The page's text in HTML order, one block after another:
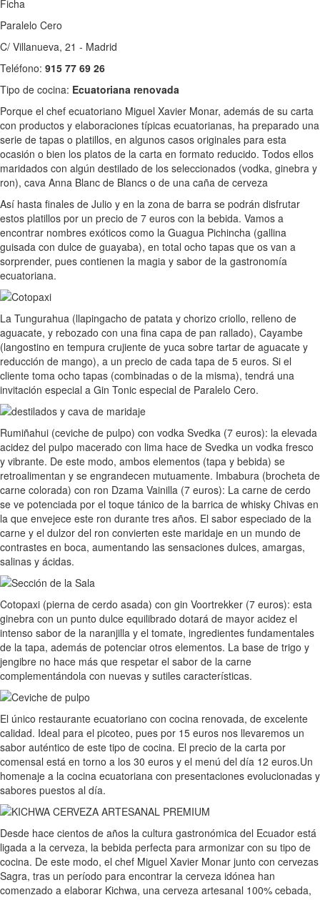
Ficha
Paralelo Cero
C/ Villanueva, 21 - Madrid
Teléfono: 915 77 69 26
Tipo de cocina: Ecuatoriana renovada
Porque el chef ecuatoriano Miguel Xavier Monar, además de su carta
con productos y elaboraciones típicas ecuatorianas, ha preparado una
serie de tapas o platillos, en algunos casos originales para esta
ocasión o bien los platos de la carta en formato reducido. Todos ellos
maridados con algún destilado de los seleccionados (vodka, ginebra y
ron), cava Anna Blanc de Blancs o de una caña de cerveza
Así hasta finales de Julio y en la zona de barra se podrán disfrutar
estos platillos por un precio de 7 euros con la bebida. Vamos a
encontrar nombres exóticos como la Guagua Pichincha (gallina
guisada con dulce de guayaba), en total ocho tapas que os van a
sorprender, pues contienen la magia y sabor de la gastronomía
ecuatoriana.
La Tungurahua (llapingacho de patata y chorizo criollo, relleno de
aguacate, y rebozado con una fina capa de pan rallado), Cayambe
(langostino en tempura crujiente de yuca sobre tartar de aguacate y
reducción de mango), a un precio de cada tapa de 5 euros. Si el
cliente toma ocho tapas (combinadas o de la misma), tendrá una
invitación especial a Gin Tonic especial de Paralelo Cero.
Rumiñahui (ceviche de pulpo) con vodka Svedka (7 euros): la elevada
acidez del pulpo macerado con lima hace de Svedka un vodka fresco
y vibrante. De este modo, ambos elementos (tapa y bebida) se
retroalimentan y se engrandecen mutuamente. Imbabura (brocheta de
carne colorada) con ron Dzama Vainilla (7 euros): La carne de cerdo
se ve potenciada por el toque tánico de la barrica de whisky Chivas en
la que envejece este ron durante tres años. El sabor especiado de la
carne y el dulzor del ron convierten este maridaje en un mundo de
contrastes en boca, aumentando las sensaciones dulces, amargas,
salinas y ácidas.
Cotopaxi (pierna de cerdo asada) con gin Voortrekker (7 euros): esta
ginebra con un punto dulce equilibrado dotará de mayor acidez el
intenso sabor de la naranjilla y el tomate, ingredientes fundamentales
de la tapa, además de potenciar otros elementos. La base de trigo y
jengibre no hace más que respetar el sabor de la carne
complementándola con nuevas y sutiles características.
El único restaurante ecuatoriano con cocina renovada, de excelente
calidad. Ideal para el picoteo, pues por 15 euros nos llevaremos un
sabor auténtico de este tipo de cocina. El precio de la carta por
comensal está en torno a los 30 euros y el menú del día 12 euros.Un
homenaje a la cocina ecuatoriana con presentaciones evolucionadas y
sabores puestos al día.
Desde hace cientos de años la cultura gastronómica del Ecuador está
ligada a la cerveza, la bebida perfecta para armonizar con su tipo de
cocina. De este modo, el chef Miguel Xavier Monar junto con cervezas
Sagra, tras un período para encontrar la cerveza idónea han
comenzado a elaborar Kichwa, una cerveza artesanal 100% cebada,